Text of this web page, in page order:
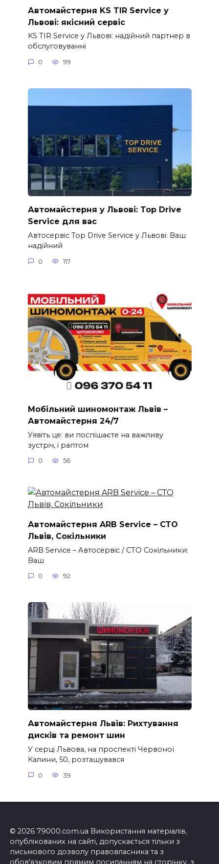
Автомайстерня KS TIR Service у
Львові: якісний сервіс
KS TIR Service у Львові: надійний партнер в
обслуговуванні
0 99
Автомайстерня у Львові: Top Drive
Service для вас
Автосервіс Top Drive Service у Львові: Ваш
надійний
0 117
Мобільний шиномонтаж Львів –
Автомайстерня 24/7
Уявіть це: ви поспішаєте на важливу
зустріч, і раптом
0 56
Автомайстерня ARB Service – СТО
Львів, Сокільники
ARB Service – Автосервіс / СТО Сокільники:
Ваш
0 92
Автомайстерня Львів: Рихтування
дисків та ремонт шин
У серці Львова, на проспекті Червоної
Калини, 50, розташувався
0 39
© 2026 79000.com.ua Використання матеріалів,
опублікованих на сайті, допускається тільки з
письмового дозволу правовласника та з
обов'язковим прямим посиланням на сторінку, з